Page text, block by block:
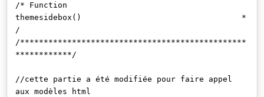
/* Function
themesidebox() *
/
/************************************************
************/
//cette partie a été modifiée pour faire appel
aux modèles html